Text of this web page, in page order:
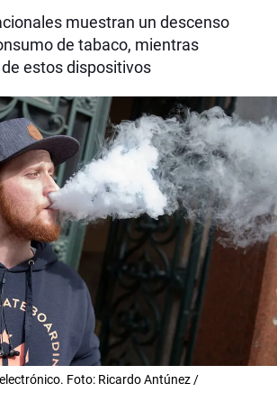
muestran un descenso
de tabaco, mientras
estos dispositivos
Foto: Ricardo Antúnez /